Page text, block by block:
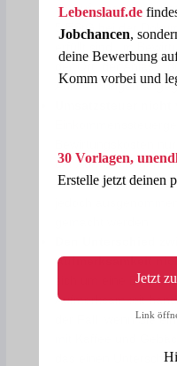
darauf, dass die
5 EStG bei der
erfüllt sind. Im
der Ort, der Anlass,
Aufwendungen
Bewirtungskosten
der Aufwendungen,
Betriebsausgaben.
Aufmerksamkeit
sich um eine
Aufmerksamkeit
der Fall, wenn Sie
mit Kaffee und
das einen
Link
Lebenslauf.de
Jobchancen,
deine Bewerbung
Komm vorbei und
30 Vorlagen,
Erstelle jetzt deinen
Jetzt